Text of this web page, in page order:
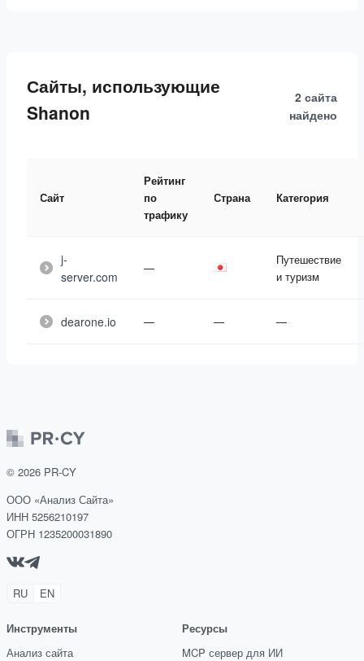
Сайты, использующие
Shanon
2 сайта
найдено
Сайт
Рейтинг
по
трафику
Страна Категория
j-
server.com
—
Путешествие
и туризм
dearone.io — — —
© 2026 PR-CY
ООО «Анализ Сайта»
ИНН 5256210197
ОГРН 1235200031890
RU EN
Инструменты
Анализ сайта
Ресурсы
MCP сервер для ИИ